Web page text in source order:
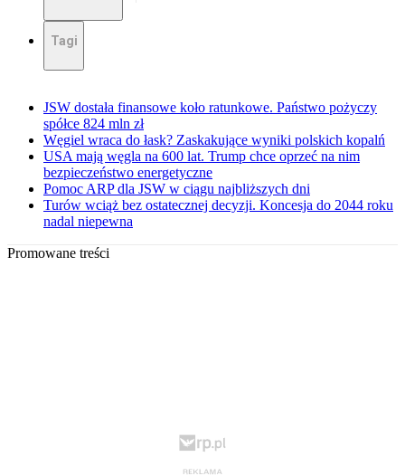
Tagi
JSW dostała finansowe koło ratunkowe. Państwo pożyczy
spółce 824 mln zł
Węgiel wraca do łask? Zaskakujące wyniki polskich kopalń
USA mają węgla na 600 lat. Trump chce oprzeć na nim
bezpieczeństwo energetyczne
Pomoc ARP dla JSW w ciągu najbliższych dni
Turów wciąż bez ostatecznej decyzji. Koncesja do 2044 roku
nadal niepewna
Promowane treści